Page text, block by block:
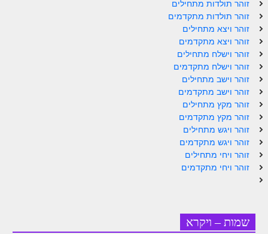
ספר הזוהר אמור מתקדמים
הזוהר הקדוש פרשת בהר למתחילים
הזוהר הקדוש פרשת בהר – מתקדמים
זוהר בחוקותי למתחילים
זוהר הקדוש בחוקותי למתקדמים
ספר הזוהר – במדבר
זוהר במדבר מתחילים
זוהר נשא למתחילים
זוהר בהעלותך למתחילים
זוהר תולדות מתחילים
זוהר תולדות מתקדמים
זוהר ויצא מתחילים
זוהר ויצא מתקדמים
זוהר וישלח מתחילים
זוהר וישלח מתקדמים
זוהר וישב מתחילים
זוהר וישב מתקדמים
זוהר מקץ מתחילים
זוהר מקץ מתקדמים
זוהר ויגש מתחילים
זוהר ויגש מתקדמים
זוהר ויחי מתחילים
זוהר ויחי מתקדמים
שמות – ויקרא